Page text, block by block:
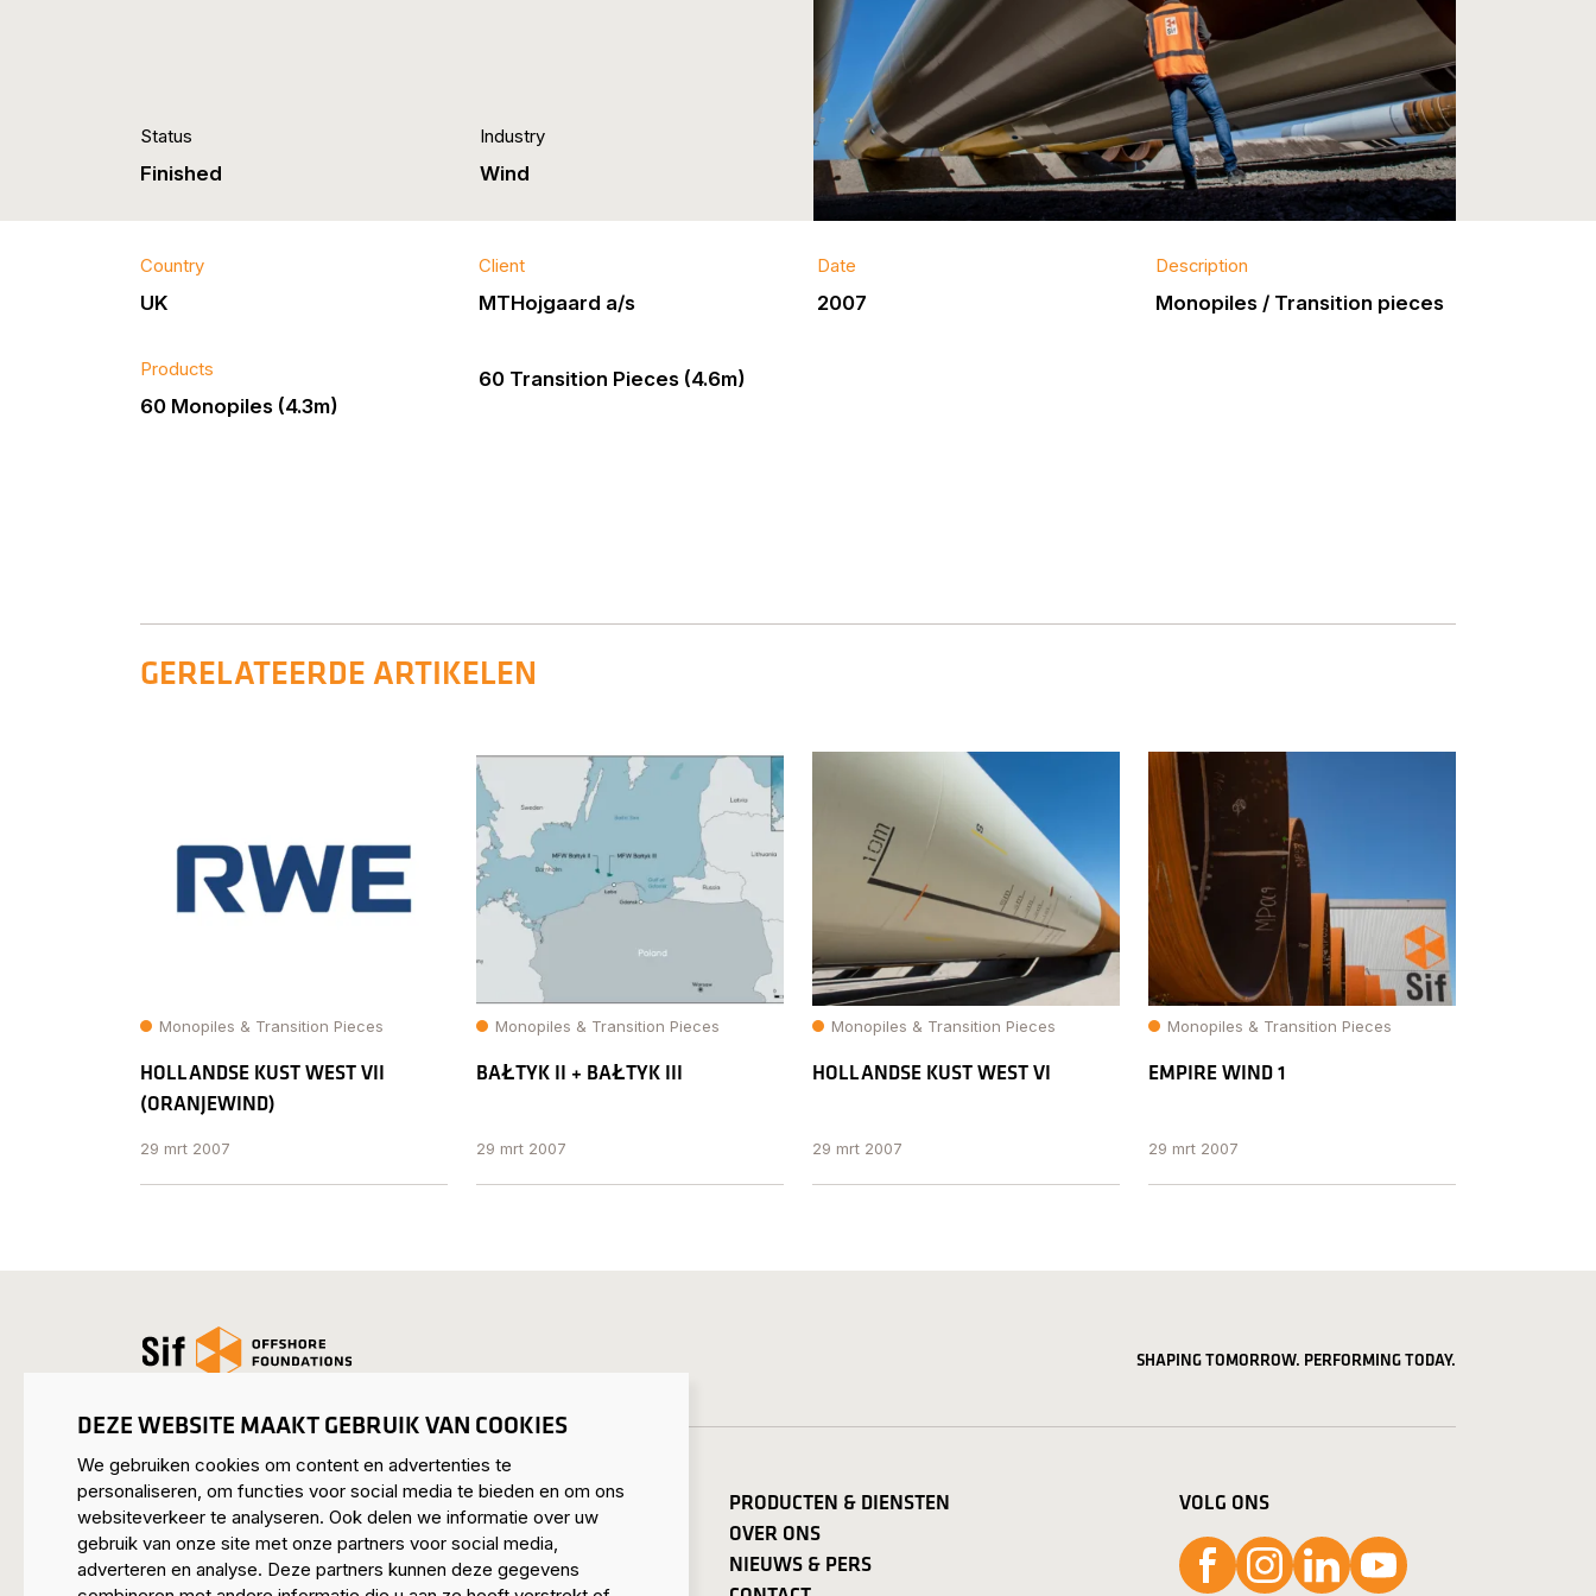
DEZE WEBSITE MAAKT GEBRUIK VAN COOKIES
We gebruiken cookies om content en advertenties te
personaliseren, om functies voor social media te bieden en om ons
websiteverkeer te analyseren. Ook delen we informatie over uw
gebruik van onze site met onze partners voor social media,
adverteren en analyse. Deze partners kunnen deze gegevens
Status
Finished
Industry
Wind
Country
UK
Client
MTHojgaard a/s
Date
2007
Description
Monopiles / Transition pieces
Products
60 Monopiles (4.3m)
60 Transition Pieces (4.6m)
GERELATEERDE ARTIKELEN
Monopiles & Transition Pieces
HOLLANDSE KUST WEST VII
(ORANJEW IND)
29 mrt 2007
Monopiles & Transition Pieces
BAŁTYK II + BAŁTYK III
29 mrt 2007
Monopiles & Transition Pieces
HOLLANDSE KUST WEST VI
29 mrt 2007
Monopiles & Transition Pieces
EMPIRE WIND 1
29 mrt 2007
open_homepage
SHAPING TOMORROW. PERFORMING TODAY.
SIF HEADQUARTERS ROERMOND
Mijnheerkensweg 33
6041 TA Roermond • Nederland
PRODUCTEN & DIENSTEN
OVER ONS
NIEUWS & PERS
VOLG ONS
Volg ons op Facebook
Volg ons op Instagram
Volg ons op LinkedIn
Volg ons op YouTube